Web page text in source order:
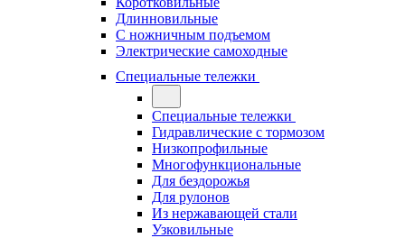
Длинновильные
С ножничным подъемом
Электрические самоходные
Специальные тележки
Специальные тележки
Гидравлические с тормозом
Низкопрофильные
Многофункциональные
Для бездорожья
Для рулонов
Из нержавающей стали
Узковильные